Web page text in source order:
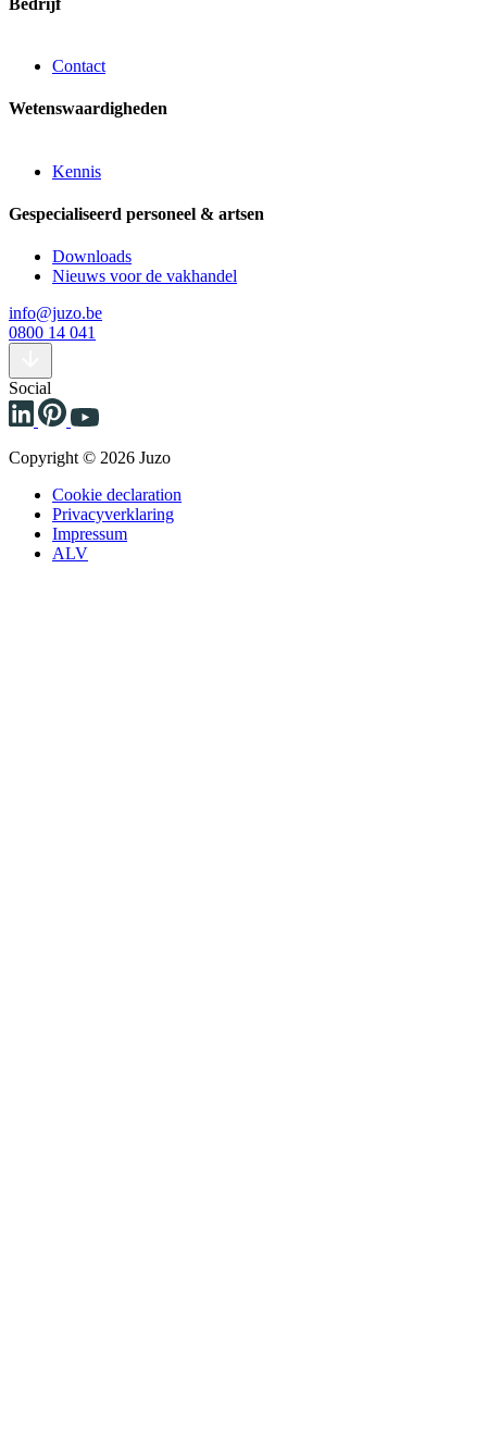
Contact
Wetenswaardigheden
Kennis
Gespecialiseerd personeel & artsen
Downloads
Nieuws voor de vakhandel
info@juzo.be
0800 14 041
Social
Copyright © 2026 Juzo
Cookie declaration
Privacyverklaring
Impressum
ALV